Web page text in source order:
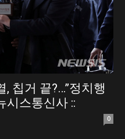
칩거 끝?…”정치행
시스통신사 ::
0